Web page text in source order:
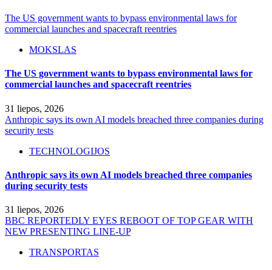
The US government wants to bypass environmental laws for
commercial launches and spacecraft reentries
MOKSLAS
The US government wants to bypass environmental laws for
commercial launches and spacecraft reentries
31 liepos, 2026
Anthropic says its own AI models breached three companies during
security tests
TECHNOLOGIJOS
Anthropic says its own AI models breached three companies
during security tests
31 liepos, 2026
BBC REPORTEDLY EYES REBOOT OF TOP GEAR WITH
NEW PRESENTING LINE-UP
TRANSPORTAS